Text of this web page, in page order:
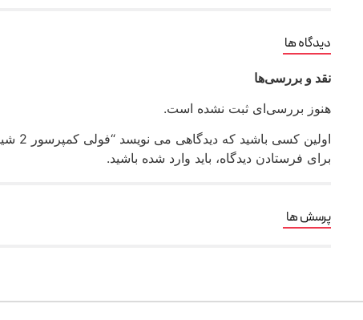
دیدگاه ها
نقد و بررسی‌ها
هنوز بررسی‌ای ثبت نشده است.
اولین کسی باشید که دیدگاهی می نویسد “فولی کمپرسور 2 شیار (709) رادمان پارت کد FU 7407”
برای فرستادن دیدگاه، باید وارد شده باشید.
پرسش ها